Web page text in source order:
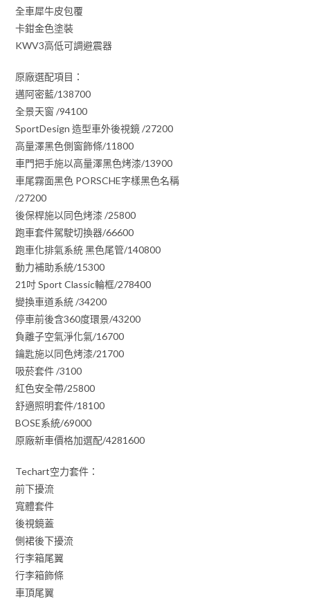
全車犀牛皮包覆
卡鉗金色塗裝
KWV3高低可調避震器
原廠選配項目：
邁阿密藍/138700
全景天窗 /94100
SportDesign 造型車外後視鏡 /27200
高量澤黑色側窗飾條/11800
車門把手施以高量澤黑色烤漆/13900
車尾霧面黑色 PORSCHE字樣黑色名稱
/27200
後保桿施以同色烤漆 /25800
跑車套件駕駛切換器/66600
跑車化排氣系統 黑色尾管/140800
動力補助系統/15300
21吋 Sport Classic輪框/278400
變換車道系統 /34200
停車前後含360度環景/43200
負離子空氣淨化氣/16700
鑰匙施以同色烤漆/21700
吸菸套件 /3100
紅色安全帶/25800
舒適照明套件/18100
BOSE系統/69000
原廠新車價格加選配/4281600
Techart空力套件：
前下擾流
寬體套件
後視鏡蓋
側裙後下擾流
行李箱尾翼
行李箱飾條
車頂尾翼